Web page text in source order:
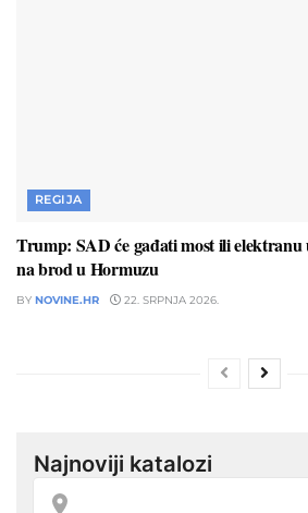
REGIJA
Trump: SAD će gađati most ili
na brod u Hormuzu
BY NOVINE.HR 22. SRPNJA 2026.